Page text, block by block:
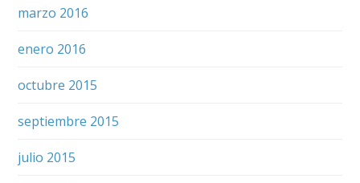
marzo 2016
enero 2016
octubre 2015
septiembre 2015
julio 2015